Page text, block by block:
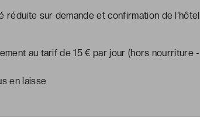
réduite sur demande et confirmation de l'hôtel
au tarif de 15 € par jour (hors nourriture -
en laisse